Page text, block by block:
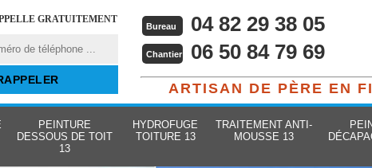
GRATUITEMENT
Bureau 04 82 29 38 05
Chantier 06 50 84 79 69
ARTISAN DE PÈRE EN
PEINTURE
DESSOUS DE TOIT
13
HYDROFUGE
TOITURE 13
TRAITEMENT ANTI-
MOUSSE 13